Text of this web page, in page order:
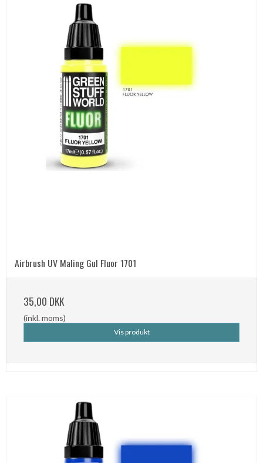
Airbrush UV Maling Gul Fluor 1701
35,00 DKK
(inkl. moms)
Vis produkt